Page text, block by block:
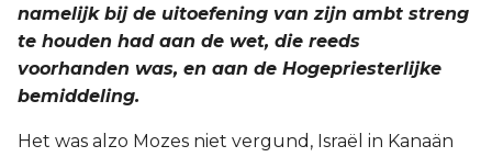
namelijk bij de uitoefening van zijn ambt streng
te houden had aan de wet, die reeds
voorhanden was, en aan de Hogepriesterlijke
bemiddeling.
Het was alzo Mozes niet vergund, Israël in Kanaän